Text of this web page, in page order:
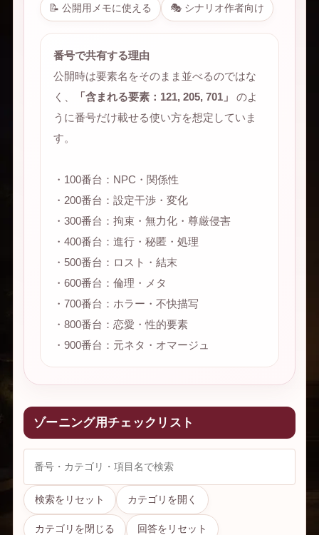
📝 公開用メモに使える 🎭 シナリオ作者向け
番号で共有する理由
公開時は要素名をそのまま並べるのではな
く、
「含まれる要素：121, 205, 701」
のよ
うに番号だけ載せる使い方を想定していま
す。
・100番台：NPC・関係性
・200番台：設定干渉・変化
・300番台：拘束・無力化・尊厳侵害
・400番台：進行・秘匿・処理
・500番台：ロスト・結末
・600番台：倫理・メタ
・700番台：ホラー・不快描写
・800番台：恋愛・性的要素
・900番台：元ネタ・オマージュ
ゾーニング用チェックリスト
検索をリセット カテゴリを開く
カテゴリを閉じる 回答をリセット